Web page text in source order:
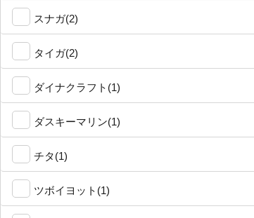
スナガ(2)
タイガ(2)
ダイナクラフト(1)
ダスキーマリン(1)
チタ(1)
ツボイヨット(1)